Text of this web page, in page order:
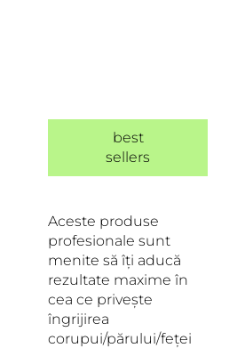
best
sellers
Aceste produse
profesionale sunt
menite să îți aducă
rezultate maxime în
cea ce privește
îngrijirea
corupui/părului/feței